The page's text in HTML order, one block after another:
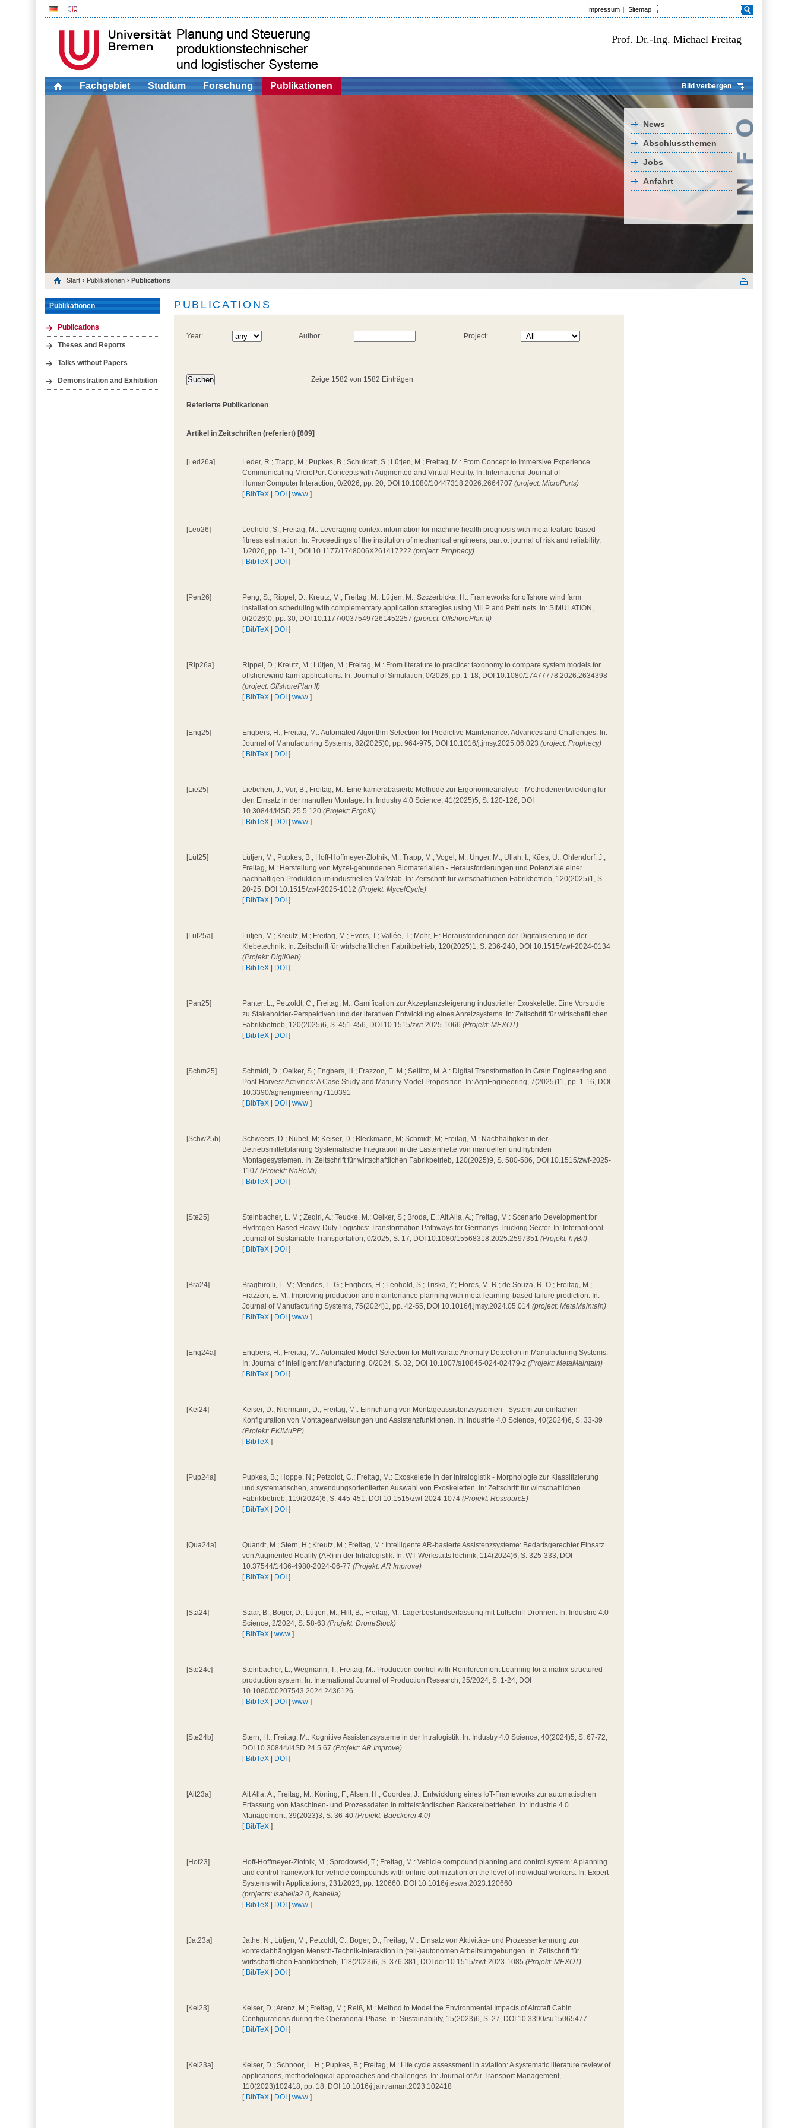
Impressum Sitemap
Prof. Dr.-Ing. Michael Freitag
Fachgebiet Studium Forschung Publikationen Bild verbergen
News
Abschlussthemen
Jobs
Anfahrt
Start › Publikationen › Publications
Publikationen
Publications
Theses and Reports
Talks without Papers
Demonstration and Exhibition
PUBLICATIONS
Year: Author: Project:
Zeige 1582 von 1582 Einträgen
Referierte Publikationen
Artikel in Zeitschriften (referiert) [609]
[Led26a]
Leder, R.; Trapp, M.; Pupkes, B.; Schukraft, S.; Lütjen, M.; Freitag, M.: From Concept to Immersive Experience 
Communicating MicroPort Concepts with Augmented and Virtual Reality. In: International Journal of
HumanComputer Interaction, 0/2026, pp. 20, DOI 10.1080/10447318.2026.2664707(project: MicroPorts)
[ BibTeX DOI |www ]
[Leo26]
Leohold, S.; Freitag, M.: Leveraging context information for machine health prognosis with meta-feature-based
fitness estimation. In: Proceedings of the institution of mechanical engineers, part o: journal of risk and reliability,
1/2026, pp. 1-11, DOI 10.1177/1748006X261417222(project: Prophecy)
[ BibTeX DOI ]
[Pen26]
Peng, S.; Rippel, D.; Kreutz, M.; Freitag, M.; Lütjen, M.; Szczerbicka, H.: Frameworks for offshore wind farm
installation scheduling with complementary application strategies using MILP and Petri nets. In: SIMULATION,
0(2026)0, pp. 30, DOI 10.1177/00375497261452257(project: OffshorePlan II)
[ BibTeX DOI ]
[Rip26a]
Rippel, D.; Kreutz, M.; Lütjen, M.; Freitag, M.: From literature to practice: taxonomy to compare system models for
offshorewind farm applications. In: Journal of Simulation, 0/2026, pp. 1-18, DOI 10.1080/17477778.2026.2634398
(project: OffshorePlan II)
[ BibTeX DOI |www ]
[Eng25]
Engbers, H.; Freitag, M.: Automated Algorithm Selection for Predictive Maintenance: Advances and Challenges. In:
Journal of Manufacturing Systems, 82(2025)0, pp. 964-975, DOI 10.1016/j.jmsy.2025.06.023(project: Prophecy)
[ BibTeX DOI ]
[Lie25]
Liebchen, J.; Vur, B.; Freitag, M.: Eine kamerabasierte Methode zur Ergonomieanalyse - Methodenentwicklung für
den Einsatz in der manullen Montage. In: Industry 4.0 Science, 41(2025)5, S. 120-126, DOI
10.30844/I4SD.25.5.120(Projekt: ErgoKI)
[ BibTeX DOI |www ]
[Lüt25]
Lütjen, M.; Pupkes, B.; Hoff-Hoffmeyer-Zlotnik, M.; Trapp, M.; Vogel, M.; Unger, M.; Ullah, I.; Kües, U.; Ohlendorf, J.;
Freitag, M.: Herstellung von Myzel-gebundenen Biomaterialien - Herausforderungen und Potenziale einer
nachhaltigen Produktion im industriellen Maßstab. In: Zeitschrift für wirtschaftlichen Fabrikbetrieb, 120(2025)1, S.
20-25, DOI 10.1515/zwf-2025-1012(Projekt: MycelCycle)
[ BibTeX DOI ]
[Lüt25a]
Lütjen, M.; Kreutz, M.; Freitag, M.; Evers, T.; Vallée, T.; Mohr, F.: Herausforderungen der Digitalisierung in der
Klebetechnik. In: Zeitschrift für wirtschaftlichen Fabrikbetrieb, 120(2025)1, S. 236-240, DOI 10.1515/zwf-2024-0134
(Projekt: DigiKleb)
[ BibTeX DOI ]
[Pan25]
Panter, L.; Petzoldt, C.; Freitag, M.: Gamification zur Akzeptanzsteigerung industrieller Exoskelette: Eine Vorstudie
zu Stakeholder-Perspektiven und der iterativen Entwicklung eines Anreizsystems. In: Zeitschrift für wirtschaftlichen
Fabrikbetrieb, 120(2025)6, S. 451-456, DOI 10.1515/zwf-2025-1066(Projekt: MEXOT)
[ BibTeX DOI ]
[Schm25]
Schmidt, D.; Oelker, S.; Engbers, H.; Frazzon, E. M.; Sellitto, M. A.: Digital Transformation in Grain Engineering and
Post-Harvest Activities: A Case Study and Maturity Model Proposition. In: AgriEngineering, 7(2025)11, pp. 1-16, DOI
10.3390/agriengineering7110391
[ BibTeX DOI |www ]
[Schw25b]
Schweers, D.; Nübel, M; Keiser, D.; Bleckmann, M; Schmidt, M; Freitag, M.: Nachhaltigkeit in der
Betriebsmittelplanung Systematische Integration in die Lastenhefte von manuellen und hybriden
Montagesystemen. In: Zeitschrift für wirtschaftlichen Fabrikbetrieb, 120(2025)9, S. 580-586, DOI 10.1515/zwf-2025-
1107(Projekt: NaBeMi)
[ BibTeX DOI ]
[Ste25]
Steinbacher, L. M.; Zeqiri, A.; Teucke, M.; Oelker, S.; Broda, E.; Ait Alla, A.; Freitag, M.: Scenario Development for
Hydrogen-Based Heavy-Duty Logistics: Transformation Pathways for Germanys Trucking Sector. In: International
Journal of Sustainable Transportation, 0/2025, S. 17, DOI 10.1080/15568318.2025.2597351(Projekt: hyBit)
[ BibTeX DOI ]
[Bra24]
Braghirolli, L. V.; Mendes, L. G.; Engbers, H.; Leohold, S.; Triska, Y.; Flores, M. R.; de Souza, R. O.; Freitag, M.;
Frazzon, E. M.: Improving production and maintenance planning with meta-learning-based failure prediction. In:
Journal of Manufacturing Systems, 75(2024)1, pp. 42-55, DOI 10.1016/j.jmsy.2024.05.014(project: MetaMaintain)
[ BibTeX DOI |www ]
[Eng24a]
Engbers, H.; Freitag, M.: Automated Model Selection for Multivariate Anomaly Detection in Manufacturing Systems.
In: Journal of Intelligent Manufacturing, 0/2024, S. 32, DOI 10.1007/s10845-024-02479-z(Projekt: MetaMaintain)
[ BibTeX DOI ]
[Kei24]
Keiser, D.; Niermann, D.; Freitag, M.: Einrichtung von Montageassistenzsystemen - System zur einfachen
Konfiguration von Montageanweisungen und Assistenzfunktionen. In: Industrie 4.0 Science, 40(2024)6, S. 33-39
(Projekt: EKIMuPP)
[ BibTeX ]
[Pup24a]
Pupkes, B.; Hoppe, N.; Petzoldt, C.; Freitag, M.: Exoskelette in der Intralogistik - Morphologie zur Klassifizierung
und systematischen, anwendungsorientierten Auswahl von Exoskeletten. In: Zeitschrift für wirtschaftlichen
Fabrikbetrieb, 119(2024)6, S. 445-451, DOI 10.1515/zwf-2024-1074(Projekt: RessourcE)
[ BibTeX DOI ]
[Qua24a]
Quandt, M.; Stern, H.; Kreutz, M.; Freitag, M.: Intelligente AR-basierte Assistenzsysteme: Bedarfsgerechter Einsatz
von Augmented Reality (AR) in der Intralogistik. In: WT WerkstattsTechnik, 114(2024)6, S. 325-333, DOI
10.37544/1436-4980-2024-06-77(Projekt: AR Improve)
[ BibTeX DOI ]
[Sta24]
Staar, B.; Boger, D.; Lütjen, M.; Hilt, B.; Freitag, M.: Lagerbestandserfassung mit Luftschiff-Drohnen. In: Industrie 4.0
Science, 2/2024, S. 58-63(Projekt: DroneStock)
[ BibTeX |www ]
[Ste24c]
Steinbacher, L.; Wegmann, T.; Freitag, M.: Production control with Reinforcement Learning for a matrix-structured
production system. In: International Journal of Production Research, 25/2024, S. 1-24, DOI
10.1080/00207543.2024.2436126
[ BibTeX DOI |www ]
[Ste24b]
Stern, H.; Freitag, M.: Kognitive Assistenzsysteme in der Intralogistik. In: Industry 4.0 Science, 40(2024)5, S. 67-72,
DOI 10.30844/I4SD.24.5.67(Projekt: AR Improve)
[ BibTeX DOI ]
[Ait23a]
Ait Alla, A.; Freitag, M.; Köning, F.; Alsen, H.; Coordes, J.: Entwicklung eines IoT-Frameworks zur automatischen
Erfassung von Maschinen- und Prozessdaten in mittelständischen Bäckereibetrieben. In: Industrie 4.0
Management, 39(2023)3, S. 36-40(Projekt: Baeckerei 4.0)
[ BibTeX ]
[Hof23]
Hoff-Hoffmeyer-Zlotnik, M.; Sprodowski, T.; Freitag, M.: Vehicle compound planning and control system: A planning
and control framework for vehicle compounds with online-optimization on the level of individual workers. In: Expert
Systems with Applications, 231/2023, pp. 120660, DOI 10.1016/j.eswa.2023.120660
(projects: Isabella2.0, Isabella)
[ BibTeX DOI |www ]
[Jat23a]
Jathe, N.; Lütjen, M.; Petzoldt, C.; Boger, D.; Freitag, M.: Einsatz von Aktivitäts- und Prozesserkennung zur
kontextabhängigen Mensch-Technik-Interaktion in (teil-)autonomen Arbeitsumgebungen. In: Zeitschrift für
wirtschaftlichen Fabrikbetrieb, 118(2023)6, S. 376-381, DOI doi:10.1515/zwf-2023-1085(Projekt: MEXOT)
[ BibTeX DOI ]
[Kei23]
Keiser, D.; Arenz, M.; Freitag, M.; Reiß, M.: Method to Model the Environmental Impacts of Aircraft Cabin
Configurations during the Operational Phase. In: Sustainability, 15(2023)6, S. 27, DOI 10.3390/su15065477
[ BibTeX DOI ]
[Kei23a]
Keiser, D.; Schnoor, L. H.; Pupkes, B.; Freitag, M.: Life cycle assessment in aviation: A systematic literature review of
applications, methodological approaches and challenges. In: Journal of Air Transport Management,
110(2023)102418, pp. 18, DOI 10.1016/j.jairtraman.2023.102418
[ BibTeX DOI |www ]